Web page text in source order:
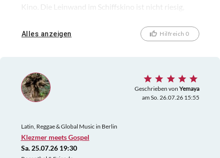
Kino. Die Leinwand im Schiffskino ist nicht riesig,
das alles ganz prima. Ein schöner Abend auf und am
Alles anzeigen Hilfreich 0
Geschrieben von Yemaya
am So. 26.07.26 15:55
Latin, Reggae & Global Music in Berlin
Klezmer meets Gospel
Sa. 25.07.26 19:30